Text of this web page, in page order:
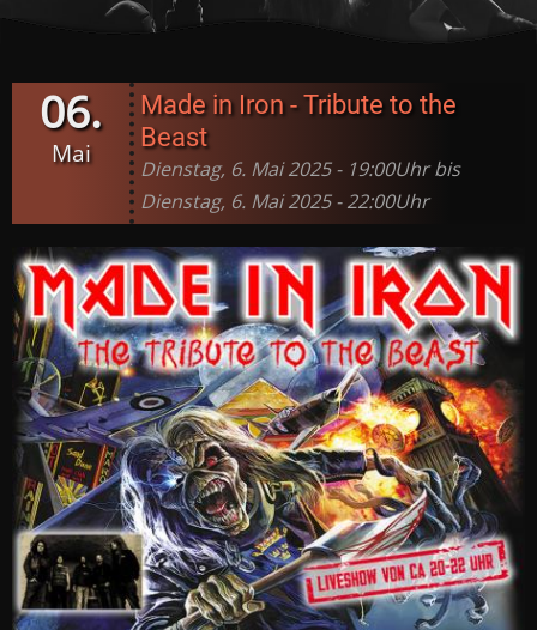
06.
Mai
Made in Iron - Tribute to the
Beast
Dienstag, 6. Mai 2025 - 19:00Uhr bis
Dienstag, 6. Mai 2025 - 22:00Uhr